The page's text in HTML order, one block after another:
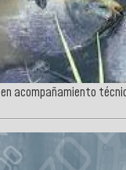
acompañamiento